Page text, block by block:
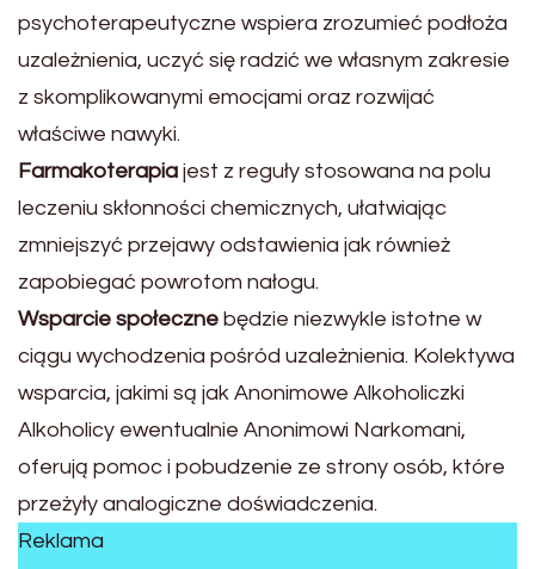
psychoterapeutyczne wspiera zrozumieć podłoża
uzależnienia, uczyć się radzić we własnym zakresie
z skomplikowanymi emocjami oraz rozwijać
właściwe nawyki.
Farmakoterapia jest z reguły stosowana na polu
leczeniu skłonności chemicznych, ułatwiając
zmniejszyć przejawy odstawienia jak również
zapobiegać powrotom nałogu.
Wsparcie społeczne będzie niezwykle istotne w
ciągu wychodzenia pośród uzależnienia. Kolektywa
wsparcia, jakimi są jak Anonimowe Alkoholiczki
Alkoholicy ewentualnie Anonimowi Narkomani,
oferują pomoc i pobudzenie ze strony osób, które
przeżyły analogiczne doświadczenia.
Reklama